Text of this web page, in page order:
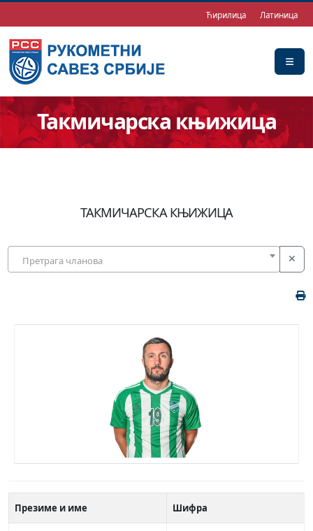
Ћирилица Латиница
Такмичарска књижица
ТАКМИЧАРСКА КЊИЖИЦА
Претрага чланова
Презиме и име Шифра